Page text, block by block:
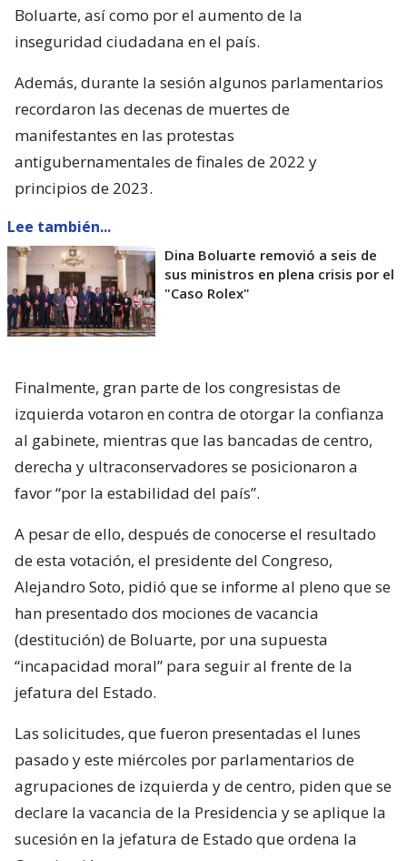
Boluarte, así como por el aumento de la
inseguridad ciudadana en el país.
Además, durante la sesión algunos parlamentarios
recordaron las decenas de muertes de
manifestantes en las protestas
antigubernamentales de finales de 2022 y
principios de 2023.
Lee también...
Dina Boluarte removió a seis de
sus ministros en plena crisis por el
"Caso Rolex"
Finalmente, gran parte de los congresistas de
izquierda votaron en contra de otorgar la confianza
al gabinete, mientras que las bancadas de centro,
derecha y ultraconservadores se posicionaron a
favor “por la estabilidad del país”.
A pesar de ello, después de conocerse el resultado
de esta votación, el presidente del Congreso,
Alejandro Soto, pidió que se informe al pleno que se
han presentado dos mociones de vacancia
(destitución) de Boluarte, por una supuesta
“incapacidad moral” para seguir al frente de la
jefatura del Estado.
Las solicitudes, que fueron presentadas el lunes
pasado y este miércoles por parlamentarios de
agrupaciones de izquierda y de centro, piden que se
declare la vacancia de la Presidencia y se aplique la
sucesión en la jefatura de Estado que ordena la